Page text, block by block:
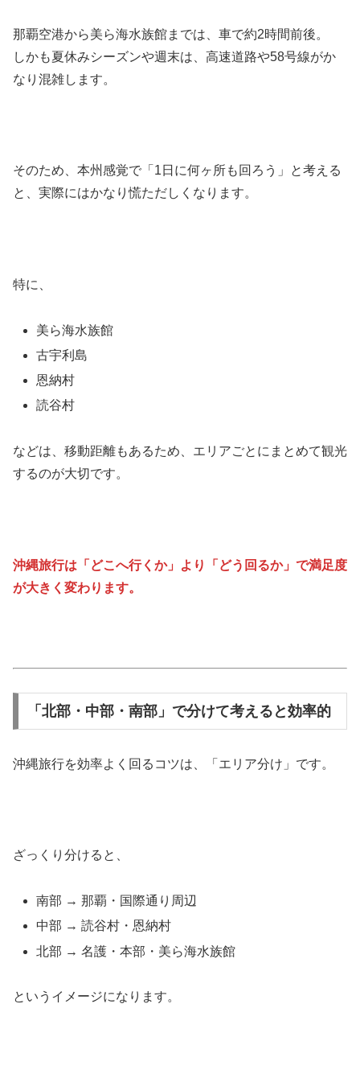
那覇空港から美ら海水族館までは、車で約2時間前後。
しかも夏休みシーズンや週末は、高速道路や58号線がか
なり混雑します。
そのため、本州感覚で「1日に何ヶ所も回ろう」と考える
と、実際にはかなり慌ただしくなります。
特に、
美ら海水族館
古宇利島
恩納村
読谷村
などは、移動距離もあるため、エリアごとにまとめて観光
するのが大切です。
沖縄旅行は「どこへ行くか」より「どう回るか」で満足度
が大きく変わります。
「北部・中部・南部」で分けて考えると効率的
沖縄旅行を効率よく回るコツは、「エリア分け」です。
ざっくり分けると、
南部 → 那覇・国際通り周辺
中部 → 読谷村・恩納村
北部 → 名護・本部・美ら海水族館
というイメージになります。